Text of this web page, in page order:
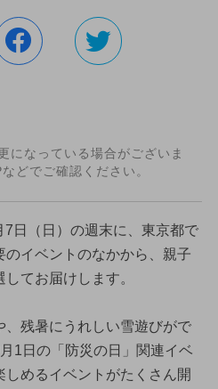
になっている場合がございま
どでご確認ください。
日（日）の週末に、東京都で
のイベントのなかから、親子
てお届けします。
残暑にうれしい雪遊びがで
1日の「防災の日」関連イベ
めるイベントがたくさん開